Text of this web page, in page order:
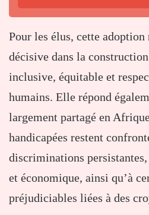
Pour les élus, cette adoption
décisive dans la
inclusive, équitable et
humains. Elle répond
largement partagé en
handicapées restent
discriminations
et économique, ainsi qu’à
préjudiciables liées à des